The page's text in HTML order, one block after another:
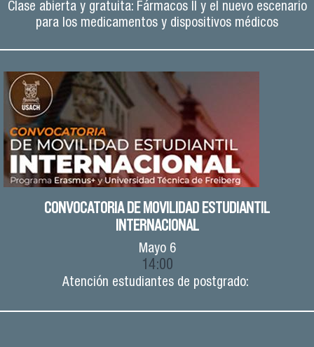
Clase abierta y gratuita: Fármacos II y el nuevo escenario
para los medicamentos y dispositivos médicos
CONVOCATORIA DE MOVILIDAD ESTUDIANTIL
INTERNACIONAL
Mayo6
14:00
Atención estudiantes de postgrado: